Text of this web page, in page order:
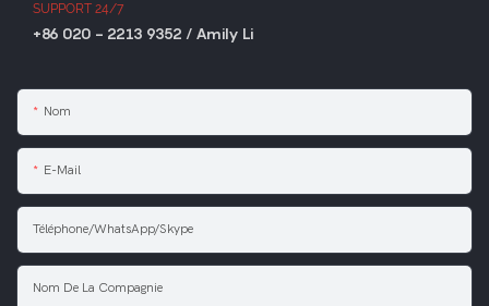
SUPPORT 24/7
+86 020 - 2213 9352 / Amily Li
Nom
E-Mail
Téléphone/WhatsApp/Skype
Nom De La Compagnie